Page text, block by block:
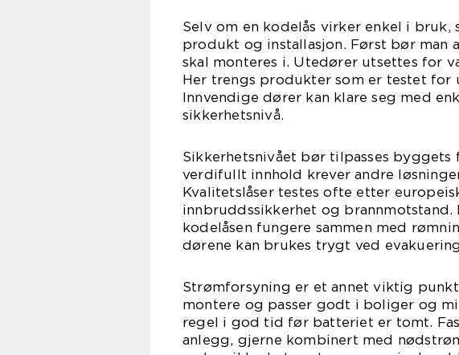
Selv om en kodelås virker enkel i
produkt og installasjon. Først bør man
skal monteres i. Utedører utsettes for
Her trengs produkter som er testet for
Innvendige dører kan klare seg med
sikkerhetsnivå.
Sikkerhetsnivået bør tilpasses byggets
verdifullt innhold krever andre
Kvalitetslåser testes ofte etter
innbruddssikkerhet og
kodelåsen fungere sammen med
dørene kan brukes trygt ved
Strømforsyning er et annet viktig
montere og passer godt i boliger og
regel i god tid før batteriet er tomt.
anlegg, gjerne kombinert med